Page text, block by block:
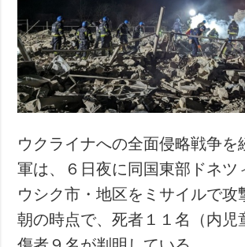
犯罪
事故・緊急事態
追加
特集
インタビュー
写真
動画
サー
購読
フォ
ウクライナへの全面侵略戦争を
軍は、６日夜に同国東部ドネツ
ウシク市・地区をミサイルで攻
朝の時点で、死者１１名（内児